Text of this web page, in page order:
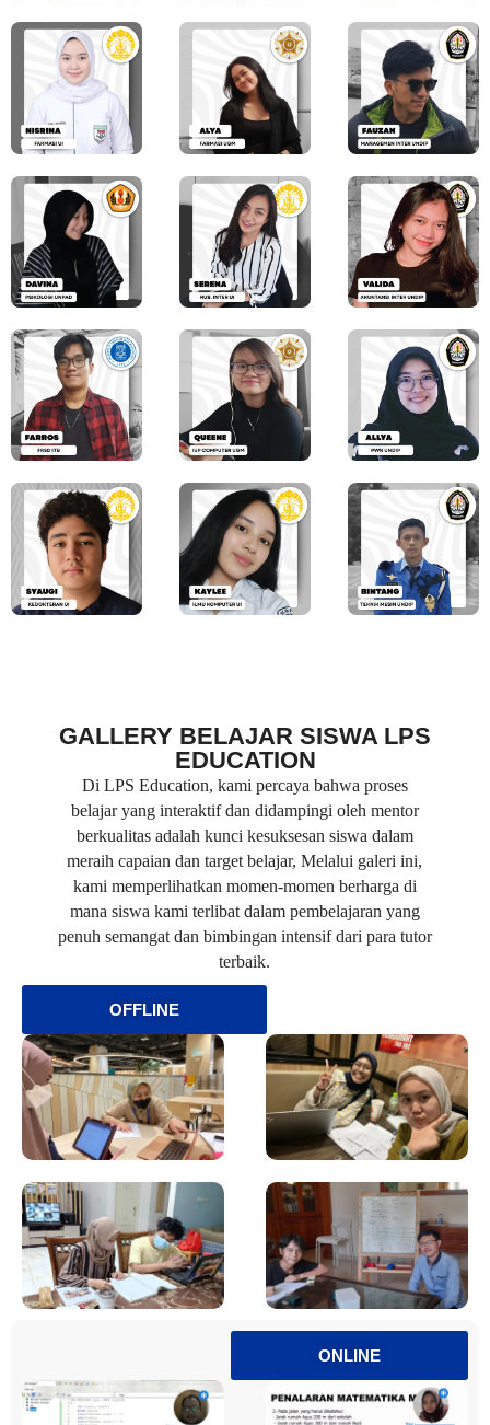
GALLERY BELAJAR SISWA LPS
EDUCATION
Di LPS Education, kami percaya bahwa proses
belajar yang interaktif dan didampingi oleh mentor
berkualitas adalah kunci kesuksesan siswa dalam
meraih capaian dan target belajar, Melalui galeri ini,
kami memperlihatkan momen-momen berharga di
mana siswa kami terlibat dalam pembelajaran yang
penuh semangat dan bimbingan intensif dari para tutor
terbaik.
OFFLINE
ONLINE